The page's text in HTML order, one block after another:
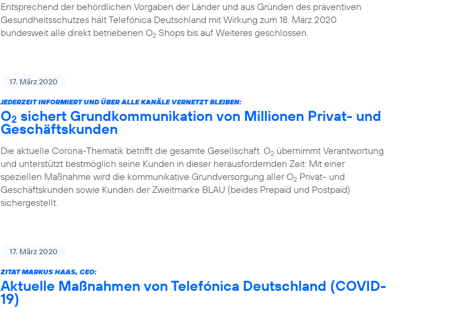
Entsprechend der behördlichen Vorgaben der Länder und aus Gründen des präventiven
Gesundheitsschutzes hält Telefónica Deutschland mit Wirkung zum 18. März 2020
bundesweit alle direkt betriebenen O2 Shops bis auf Weiteres geschlossen.
17. März 2020
JEDERZEIT INFORMIERT UND ÜBER ALLE KANÄLE VERNETZT BLEIBEN:
O2 sichert Grundkommunikation von Millionen Privat- und
Geschäftskunden
Die aktuelle Corona-Thematik betrifft die gesamte Gesellschaft. O2 übernimmt Verantwortung
und unterstützt bestmöglich seine Kunden in dieser herausfordernden Zeit: Mit einer
speziellen Maßnahme wird die kommunikative Grundversorgung aller O2 Privat- und
Geschäftskunden sowie Kunden der Zweitmarke BLAU (beides Prepaid und Postpaid)
sichergestellt.
17. März 2020
ZITAT MARKUS HAAS, CEO:
Aktuelle Maßnahmen von Telefónica Deutschland (COVID-
19)